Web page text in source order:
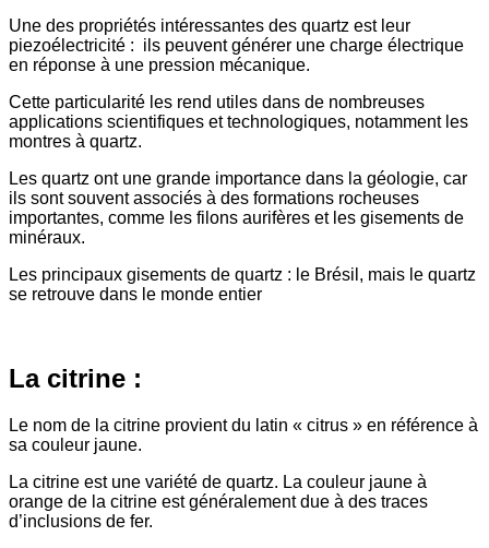
Une des propriétés intéressantes des quartz est leur
piezoélectricité : ils peuvent générer une charge électrique
en réponse à une pression mécanique.
Cette particularité les rend utiles dans de nombreuses
applications scientifiques et technologiques, notamment les
montres à quartz.
Les quartz ont une grande importance dans la géologie, car
ils sont souvent associés à des formations rocheuses
importantes, comme les filons aurifères et les gisements de
minéraux.
Les principaux gisements de quartz : le Brésil, mais le quartz
se retrouve dans le monde entier
La citrine :
Le nom de la citrine provient du latin « citrus » en référence à
sa couleur jaune.
La citrine est une variété de quartz. La couleur jaune à
orange de la citrine est généralement due à des traces
d’inclusions de fer.